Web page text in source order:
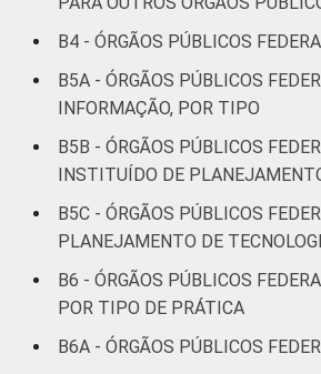
B4 - ÓRGÃOS PÚBLICOS
B5A - ÓRGÃOS PÚBLICOS
INFORMAÇÃO, POR TIPO
B5B - ÓRGÃOS PÚBLICOS
INSTITUÍDO DE
B5C - ÓRGÃOS PÚBLICOS
PLANEJAMENTO DE
B6 - ÓRGÃOS PÚBLICOS
POR TIPO DE PRÁTICA
B6A - ÓRGÃOS PÚBLICOS